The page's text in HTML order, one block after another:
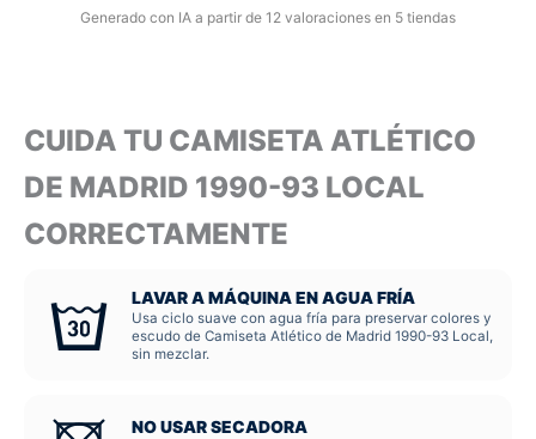
Generado con IA a partir de 12 valoraciones en 5 tiendas
CUIDA TU CAMISETA ATLÉTICO
DE MADRID 1990-93 LOCAL
CORRECTAMENTE
LAVAR A MÁQUINA EN AGUA FRÍA
Usa ciclo suave con agua fría para preservar colores y
escudo de Camiseta Atlético de Madrid 1990-93 Local,
sin mezclar.
NO USAR SECADORA